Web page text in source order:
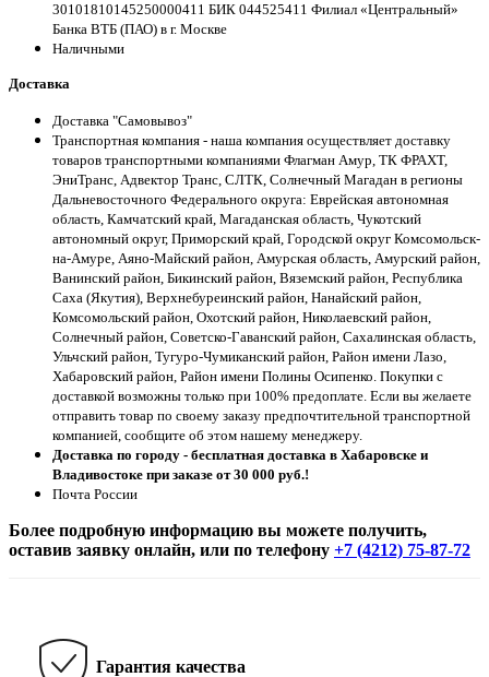
30101810145250000411 БИК 044525411 Филиал «Центральный»
Банка ВТБ (ПАО) в г. Москве
Наличными
Доставка
Доставка "Самовывоз"
Транспортная компания - наша компания осуществляет доставку
товаров транспортными компаниями Флагман Амур, ТК ФРАХТ,
ЭниТранс, Адвектор Транс, СЛТК, Солнечный Магадан в регионы
Дальневосточного Федерального округа: Еврейская автономная
область, Камчатский край, Магаданская область, Чукотский
автономный округ, Приморский край, Городской округ Комсомольск-
на-Амуре, Аяно-Майский район, Амурская область, Амурский район,
Ванинский район, Бикинский район, Вяземский район, Республика
Саха (Якутия), Верхнебуреинский район, Нанайский район,
Комсомольский район, Охотский район, Николаевский район,
Солнечный район, Советско-Гаванский район, Сахалинская область,
Ульчский район, Тугуро-Чумиканский район, Район имени Лазо,
Хабаровский район, Район имени Полины Осипенко. Покупки с
доставкой возможны только при 100% предоплате. Если вы желаете
отправить товар по своему заказу предпочтительной транспортной
компанией, сообщите об этом нашему менеджеру.
Доставка по городу - бесплатная доставка в Хабаровске и
Владивостоке при заказе от 30 000 руб.!
Почта России
Более подробную информацию вы можете получить,
оставив заявку онлайн, или по телефону +7 (4212) 75-87-72
Гарантия качества